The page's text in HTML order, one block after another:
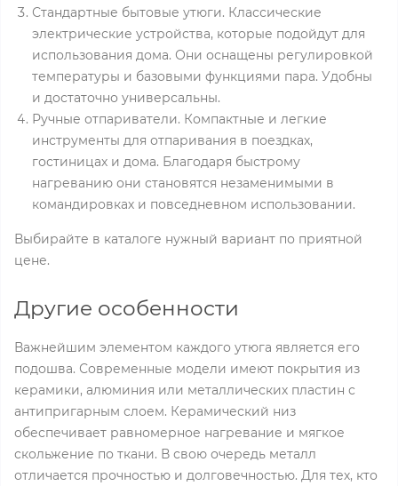
Стандартные бытовые утюги. Классические
электрические устройства, которые подойдут для
использования дома. Они оснащены регулировкой
температуры и базовыми функциями пара. Удобны
и достаточно универсальны.
Ручные отпариватели. Компактные и легкие
инструменты для отпаривания в поездках,
гостиницах и дома. Благодаря быстрому
нагреванию они становятся незаменимыми в
командировках и повседневном использовании.
Выбирайте в каталоге нужный вариант по приятной
цене.
Другие особенности
Важнейшим элементом каждого утюга является его
подошва. Современные модели имеют покрытия из
керамики, алюминия или металлических пластин с
антипригарным слоем. Керамический низ
обеспечивает равномерное нагревание и мягкое
скольжение по ткани. В свою очередь металл
отличается прочностью и долговечностью. Для тех, кто